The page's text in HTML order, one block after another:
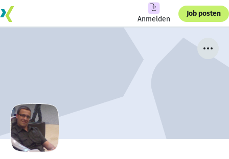
Anmelden
Job posten